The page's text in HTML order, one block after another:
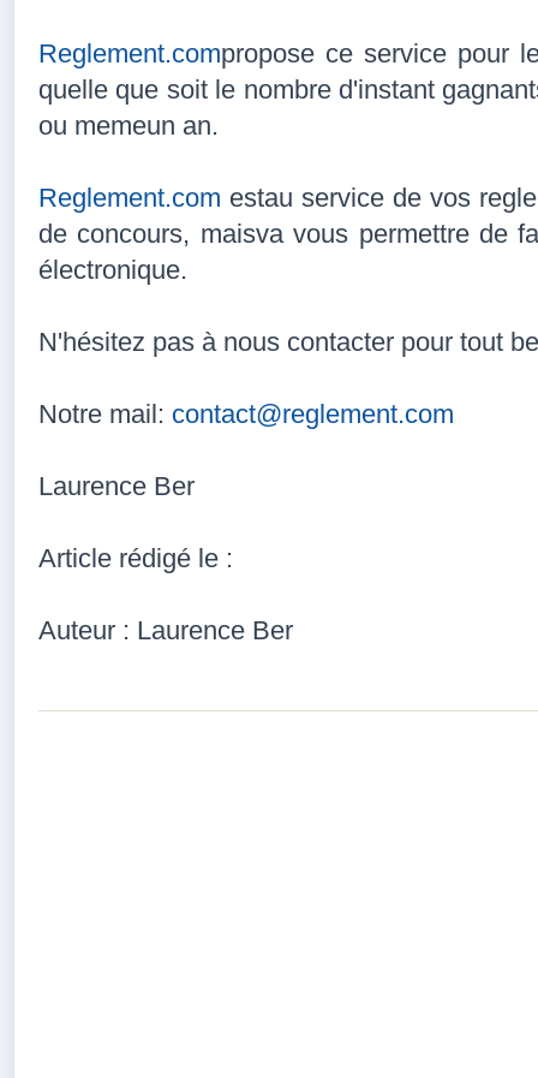
Reglement.compropose ce service pour
quelle que soit le nombre d'instant
ou memeun an.
Reglement.com estau service de vos
de concours, maisva vous permettre de
électronique.
N'hésitez pas à nous contacter pour tout
Notre mail: contact@reglement.com
Laurence Ber
Article rédigé le :
Auteur : Laurence Ber